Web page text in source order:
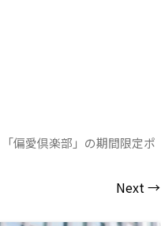
偏愛倶楽部」の期間限定ポ
Next →